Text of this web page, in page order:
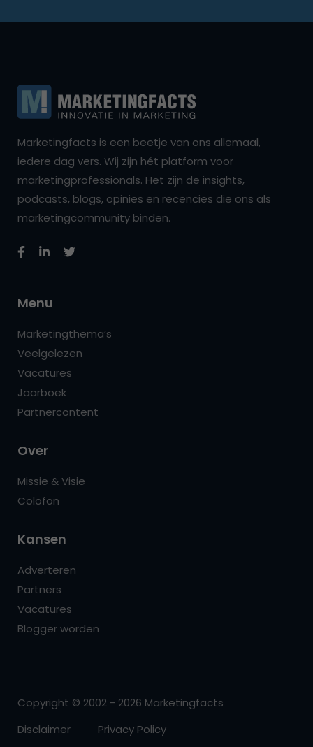
Marketingfacts is een beetje van ons allemaal,
iedere dag vers. Wij zijn hét platform voor
marketingprofessionals. Het zijn de insights,
podcasts, blogs, opinies en recencies die ons als
marketingcommunity binden.
Menu
Marketingthema’s
Veelgelezen
Vacatures
Jaarboek
Partnercontent
Over
Missie & Visie
Colofon
Kansen
Adverteren
Partners
Vacatures
Blogger worden
Copyright © 2002 - 2026 Marketingfacts
Disclaimer
Privacy Policy